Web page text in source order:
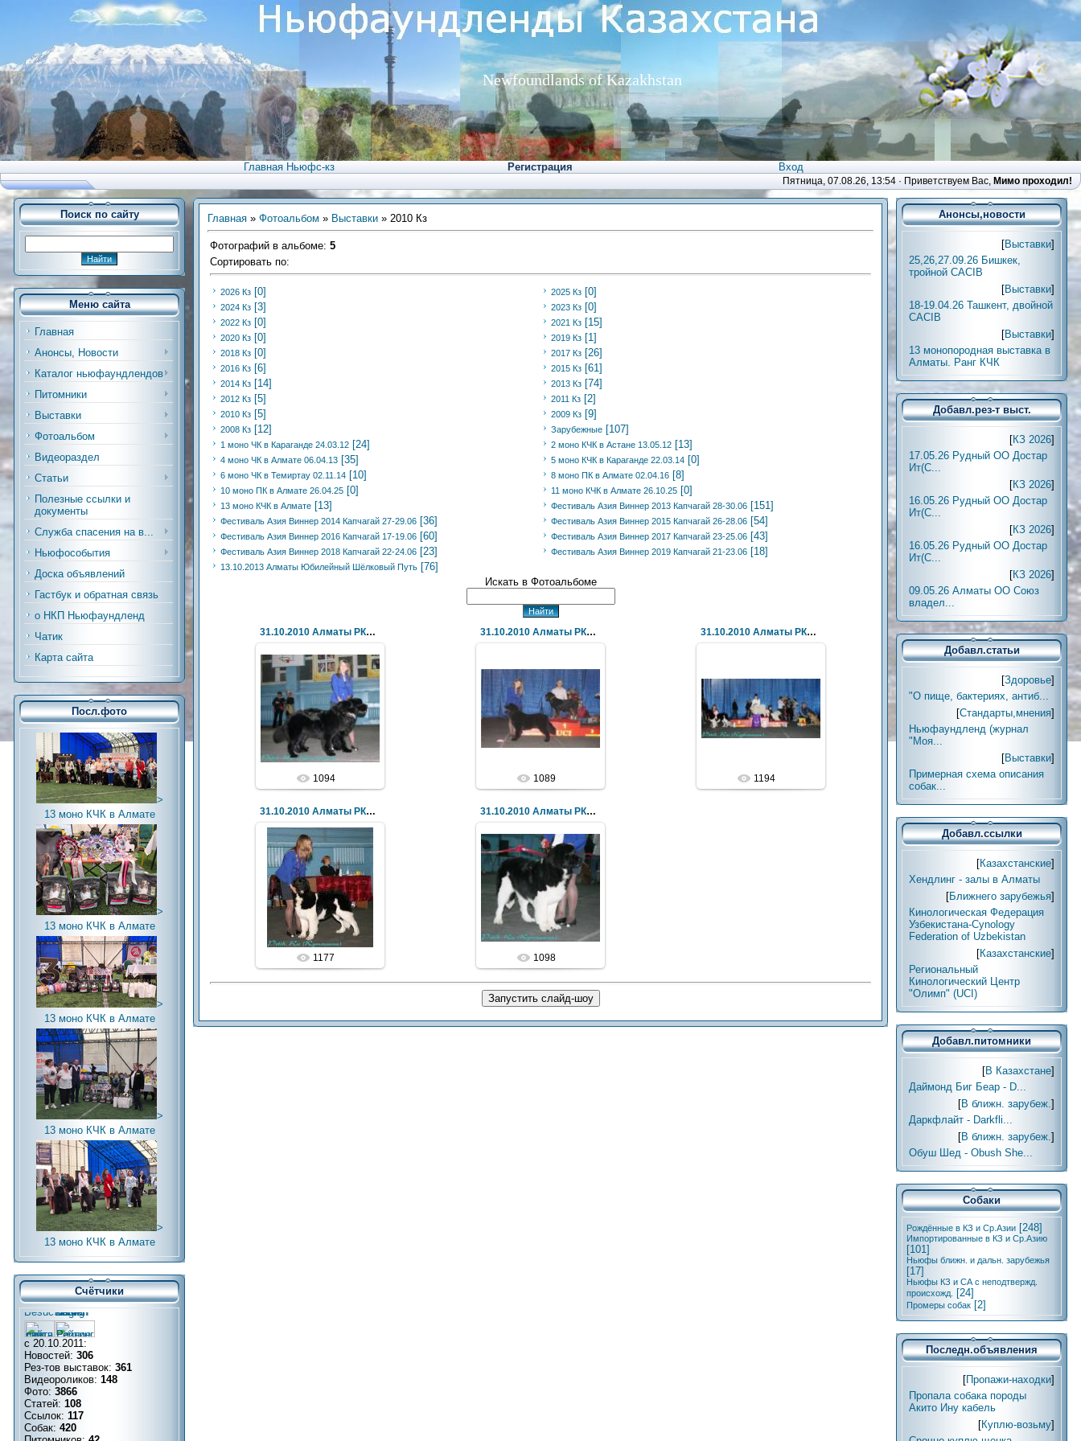
Newfoundlands of Kazakhstan
Главная Ньюфс-кз Регистрация Вход
Пятница, 07.08.26, 13:54 · Приветствуем Вас, Мимо проходил!
Поиск по сайту
Меню сайта
Главная
Анонсы, Новости
Каталог ньюфаундлендов
Питомники
Выставки
Фотоальбом
Видеораздел
Статьи
Полезные ссылки и
документы
Служба спасения на в...
Ньюфособытия
Доска объявлений
Гастбук и обратная связь
о НКП Ньюфаундленд
Чатик
Карта сайта
Посл.фото
>
13 моно КЧК в Алмате
>
13 моно КЧК в Алмате
>
13 моно КЧК в Алмате
>
13 моно КЧК в Алмате
>
13 моно КЧК в Алмате
Счётчики
с 20.10.2011:
Новостей: 306
Рез-тов выставок: 361
Видеороликов: 148
Фото: 3866
Статей: 108
Ссылок: 117
Собак: 420
Главная » Фотоальбом » Выставки » 2010 Кз
Фотографий в альбоме: 5
Сортировать по:
2026 Кз [0] 2025 Кз [0]
2024 Кз [3] 2023 Кз [0]
2022 Кз [0] 2021 Кз [15]
2020 Кз [0] 2019 Кз [1]
2018 Кз [0] 2017 Кз [26]
2016 Кз [6] 2015 Кз [61]
2014 Кз [14] 2013 Кз [74]
2012 Кз [5] 2011 Кз [2]
2010 Кз [5] 2009 Кз [9]
2008 Кз [12] Зарубежные [107]
1 моно ЧК в Караганде 24.03.12 [24] 2 моно КЧК в Астане 13.05.12 [13]
4 моно ЧК в Алмате 06.04.13 [35] 5 моно КЧК в Караганде 22.03.14 [0]
6 моно ЧК в Темиртау 02.11.14 [10] 8 моно ПК в Алмате 02.04.16 [8]
10 моно ПК в Алмате 26.04.25 [0] 11 моно КЧК в Алмате 26.10.25 [0]
13 моно КЧК в Алмате [13] Фестиваль Азия Виннер 2013 Капчагай 28-30.06 [151]
Фестиваль Азия Виннер 2014 Капчагай 27-29.06 [36] Фестиваль Азия Виннер 2015 Капчагай 26-28.06 [54]
Фестиваль Азия Виннер 2016 Капчагай 17-19.06 [60] Фестиваль Азия Виннер 2017 Капчагай 23-25.06 [43]
Фестиваль Азия Виннер 2018 Капчагай 22-24.06 [23] Фестиваль Азия Виннер 2019 Капчагай 21-23.06 [18]
13.10.2013 Алматы Юбилейный Шёлковый Путь [76]
Искать в Фотоальбоме
31.10.2010 Алматы РКЦ Олимп (UCI) UKCIB "Азия-Прес
1094
31.10.2010 Алматы РКЦ Олимп (UCI) UKCIB "Азия-Прес
1089
31.10.2010 Алматы РКЦ Олимп (UCI) UKCIB "Азия-Прес
1194
31.10.2010 Алматы РКЦ Олимп (UCI) UKCIB "Азия-Прес
1177
31.10.2010 Алматы РКЦ Олимп (UCI) UKCIB "Азия-Прес
1098
Анонсы,новости
[Выставки]
25,26,27.09.26 Бишкек,
тройной CACIB
[Выставки]
18-19.04.26 Ташкент, двойной
CACIB
[Выставки]
13 монопородная выставка в
Алматы. Ранг КЧК
Добавл.рез-т выст.
[КЗ 2026]
17.05.26 Рудный ОО Достар
Ит(С...
[КЗ 2026]
16.05.26 Рудный ОО Достар
Ит(С...
[КЗ 2026]
16.05.26 Рудный ОО Достар
Ит(С...
[КЗ 2026]
09.05.26 Алматы ОО Союз
владел...
Добавл.статьи
[Здоровье]
"О пище, бактериях, антиб...
[Стандарты,мнения]
Ньюфаундленд (журнал
"Моя...
[Выставки]
Примерная схема описания
собак...
Добавл.ссылки
[Казахстанские]
Хендлинг - залы в Алматы
[Ближнего зарубежья]
Кинологическая Федерация
Узбекистана-Cynology
Federation of Uzbekistan
[Казахстанские]
Региональный
Кинологический Центр
"Олимп" (UCI)
Добавл.питомники
[В Казахстане]
Даймонд Биг Беар - D...
[В ближн. зарубеж.]
Даркфлайт - Darkfli...
[В ближн. зарубеж.]
Обуш Шед - Obush She...
Собаки
Рождённые в КЗ и Ср.Азии [248]
Импортированные в КЗ и Ср.Азию
[101]
Ньюфы ближн. и дальн. зарубежья
[17]
Ньюфы КЗ и СА с неподтвержд.
происхожд.
[24]
Промеры собак [2]
Последн.объявления
[Пропажи-находки]
Пропала собака породы
Акито Ину кабель
[Куплю-возьму]